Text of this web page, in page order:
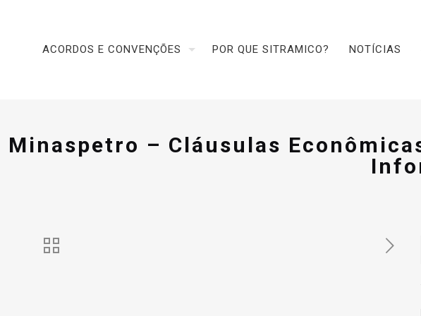
ACORDOS E CONVENÇÕES POR QUE SITRAMICO? NOTÍCIAS
Minaspetro – Cláusulas